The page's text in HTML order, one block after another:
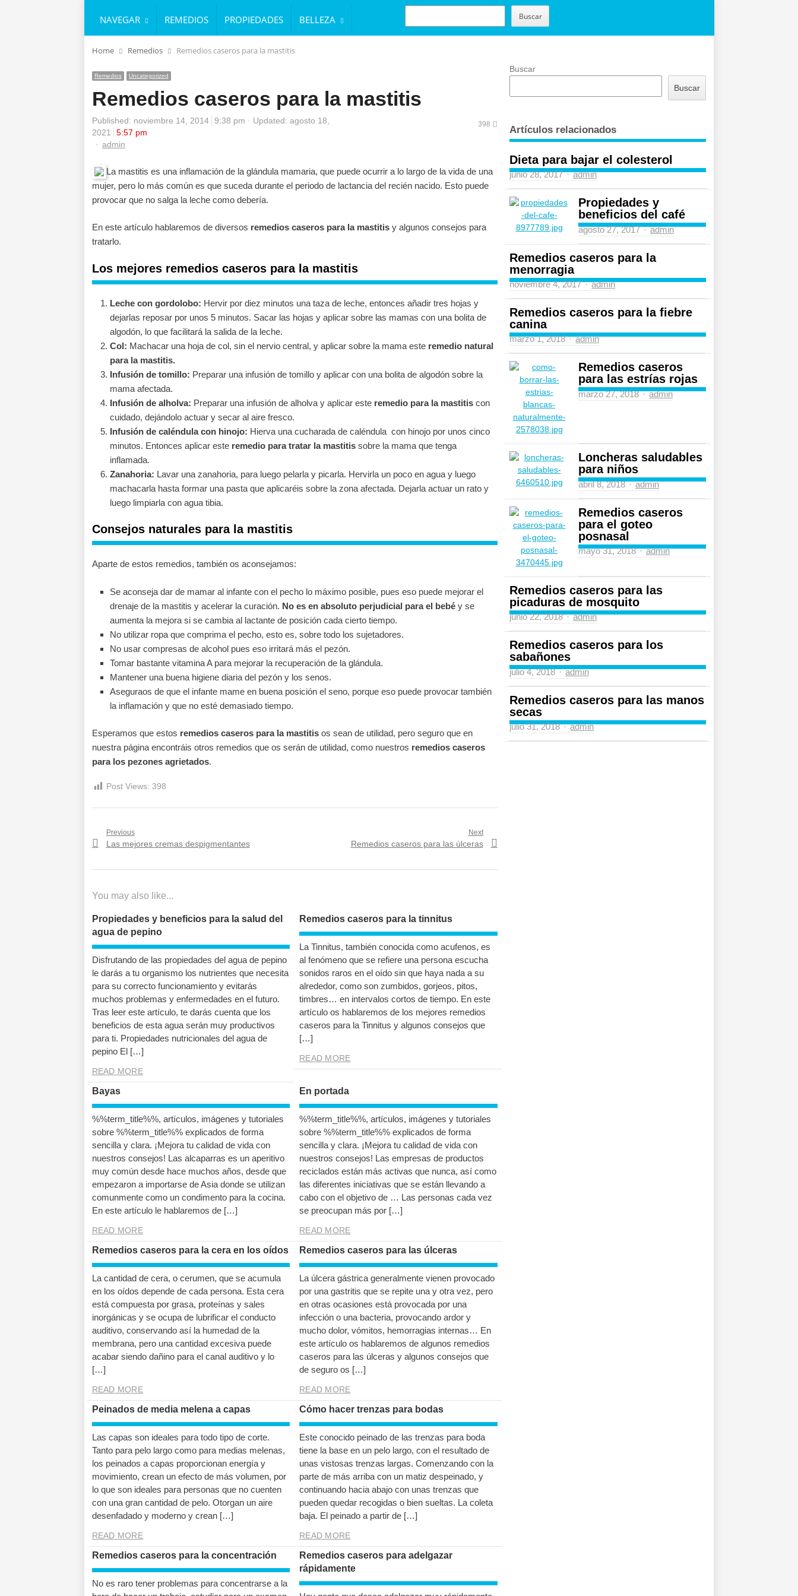
NAVEGAR REMEDIOS PROPIEDADES BELLEZA
BUSCAR
Buscar
Home Remedios Remedios caseros para la mastitis
Remedios Uncategorized
Remedios caseros para la mastitis
Published: noviembre 14, 2014 9:38 pm
Updated: agosto 18,
2021
5:57 pm
Author
admin
398
La mastitis es una inflamación de la glándula mamaria, que puede ocurrir a lo largo de la vida de una
mujer, pero lo más común es que suceda durante el periodo de lactancia del recién nacido. Esto puede
provocar que no salga la leche como debería.
En este artículo hablaremos de diversos remedios caseros para la mastitisy algunos consejos para
tratarlo.
Los mejores remedios caseros para la mastitis
Leche con gordolobo: Hervir por diez minutos una taza de leche, entonces añadir tres hojas y
dejarlas reposar por unos 5 minutos. Sacar las hojas y aplicar sobre las mamas con una bolita de
algodón, lo que facilitará la salida de la leche.
Col: Machacar una hoja de col, sin el nervio central, y aplicar sobre la mama este remedio natural
para la mastitis.
Infusión de tomillo: Preparar una infusión de tomillo y aplicar con una bolita de algodón sobre la
mama afectada.
Infusión de alholva: Preparar una infusión de alholva y aplicar este remedio para la mastitiscon
cuidado, dejándolo actuar y secar al aire fresco.
Infusión de caléndula con hinojo: Hierva una cucharada de caléndula con hinojo por unos cinco
minutos. Entonces aplicar este remedio para tratar la mastitissobre la mama que tenga
inflamada.
Zanahoria: Lavar una zanahoria, para luego pelarla y picarla. Hervirla un poco en agua y luego
machacarla hasta formar una pasta que aplicaréis sobre la zona afectada. Dejarla actuar un rato y
luego limpiarla con agua tibia.
Consejos naturales para la mastitis
Aparte de estos remedios, también os aconsejamos:
Se aconseja dar de mamar al infante con el pecho lo máximo posible, pues eso puede mejorar el
drenaje de la mastitis y acelerar la curación. No es en absoluto perjudicial para el bebéy se
aumenta la mejora si se cambia al lactante de posición cada cierto tiempo.
No utilizar ropa que comprima el pecho, esto es, sobre todo los sujetadores.
No usar compresas de alcohol pues eso irritará más el pezón.
Tomar bastante vitamina A para mejorar la recuperación de la glándula.
Mantener una buena higiene diaria del pezón y los senos.
Aseguraos de que el infante mame en buena posición el seno, porque eso puede provocar también
la inflamación y que no esté demasiado tiempo.
Esperamos que estos remedios caseros para la mastitisos sean de utilidad, pero seguro que en
nuestra página encontráis otros remedios que os serán de utilidad, como nuestros remedios caseros
para los pezones agrietados.
Post Views: 398
Navegación
Previous
Previous
Las mejores cremas despigmentantes
Next
Next
Remedios caseros para las úlceras
You may also like...
Propiedades y beneficios para la salud del
agua de pepino
Disfrutando de las propiedades del agua de pepino
le darás a tu organismo los nutrientes que necesita
para su correcto funcionamiento y evitarás
muchos problemas y enfermedades en el futuro.
Tras leer este artículo, te darás cuenta que los
beneficios de esta agua serán muy productivos
para ti. Propiedades nutricionales del agua de
pepino El […]
READ MORE
Remedios caseros para la tinnitus
La Tinnitus, también conocida como acufenos, es
al fenómeno que se refiere una persona escucha
sonidos raros en el oído sin que haya nada a su
alrededor, como son zumbidos, gorjeos, pitos,
timbres… en intervalos cortos de tiempo. En este
artículo os hablaremos de los mejores remedios
caseros para la Tinnitus y algunos consejos que
[…]
READ MORE
Bayas
%%term_title%%, artículos, imágenes y tutoriales
sobre %%term_title%% explicados de forma
sencilla y clara. ¡Mejora tu calidad de vida con
nuestros consejos! Las alcaparras es un aperitivo
muy común desde hace muchos años, desde que
empezaron a importarse de Asia donde se utilizan
comunmente como un condimento para la cocina.
En este artículo le hablaremos de […]
READ MORE
En portada
%%term_title%%, artículos, imágenes y tutoriales
sobre %%term_title%% explicados de forma
sencilla y clara. ¡Mejora tu calidad de vida con
nuestros consejos! Las empresas de productos
reciclados están más activas que nunca, así como
las diferentes iniciativas que se están llevando a
cabo con el objetivo de … Las personas cada vez
se preocupan más por […]
READ MORE
Remedios caseros para la cera en los oídos
La cantidad de cera, o cerumen, que se acumula
en los oídos depende de cada persona. Esta cera
está compuesta por grasa, proteínas y sales
inorgánicas y se ocupa de lubrificar el conducto
auditivo, conservando así la humedad de la
membrana, pero una cantidad excesiva puede
acabar siendo dañino para el canal auditivo y lo
[…]
READ MORE
Remedios caseros para las úlceras
La úlcera gástrica generalmente vienen provocado
por una gastritis que se repite una y otra vez, pero
en otras ocasiones está provocada por una
infección o una bacteria, provocando ardor y
mucho dolor, vómitos, hemorragias internas… En
este artículo os hablaremos de algunos remedios
caseros para las úlceras y algunos consejos que
de seguro os […]
READ MORE
Peinados de media melena a capas
Las capas son ideales para todo tipo de corte.
Tanto para pelo largo como para medias melenas,
los peinados a capas proporcionan energía y
movimiento, crean un efecto de más volumen, por
lo que son ideales para personas que no cuenten
con una gran cantidad de pelo. Otorgan un aire
desenfadado y moderno y crean […]
READ MORE
Cómo hacer trenzas para bodas
Este conocido peinado de las trenzas para boda
tiene la base en un pelo largo, con el resultado de
unas vistosas trenzas largas. Comenzando con la
parte de más arriba con un matiz despeinado, y
continuando hacia abajo con unas trenzas que
pueden quedar recogidas o bien sueltas. La coleta
baja. El peinado a partir de […]
READ MORE
Remedios caseros para la concentración
No es raro tener problemas para concentrarse a la
Remedios caseros para adelgazar
rápidamente
Buscar
Buscar
Artículos relacionados
Dieta para bajar el colesterol
junio 28, 2017 Author
admin
Propiedades y
beneficios del café
agosto 27, 2017 Author
admin
Remedios caseros para la
menorragia
noviembre 4, 2017 Author
admin
Remedios caseros para la fiebre
canina
marzo 1, 2018 Author
admin
Remedios caseros
para las estrías rojas
marzo 27, 2018 Author
admin
Loncheras saludables
para niños
abril 8, 2018 Author
admin
Remedios caseros
para el goteo
posnasal
mayo 31, 2018 Author
admin
Remedios caseros para las
picaduras de mosquito
junio 22, 2018 Author
admin
Remedios caseros para los
sabañones
julio 4, 2018 Author
admin
Remedios caseros para las manos
secas
julio 31, 2018 Author
admin